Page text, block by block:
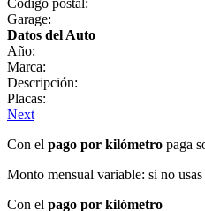
Garage:
Datos del Auto
Año:
Marca:
Descripción:
Placas:
Next
Con el pago por kilómetro paga
Monto mensual variable: si no
Con el pago por kilómetro